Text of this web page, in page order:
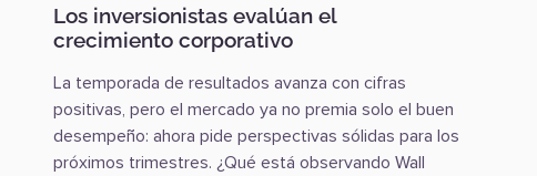
Los inversionistas evalúan el
crecimiento corporativo
La temporada de resultados avanza con cifras
positivas, pero el mercado ya no premia solo el buen
desempeño: ahora pide perspectivas sólidas para los
próximos trimestres. ¿Qué está observando Wall